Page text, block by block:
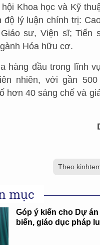
Khoa học và Kỹ
độ lý luận chính trị:
sư, Viện sĩ; Tiến
Hóa hữu cơ.
hàng đầu trong lĩnh
nhiên, với gần 500
hơn 40 sáng chế và
Theo
mục
Góp ý kiến cho Dự
biến, giáo dục pháp